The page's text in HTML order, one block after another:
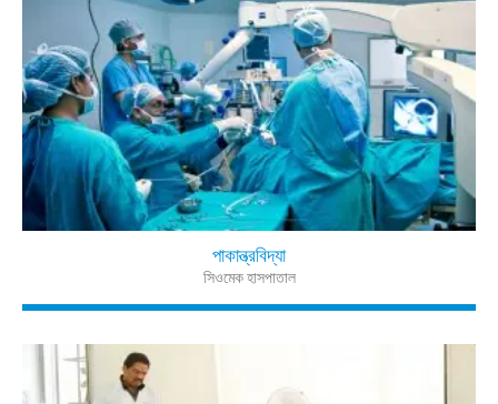
পাকান্ত্রবিদ্যা
সিওমেক হাসপাতাল